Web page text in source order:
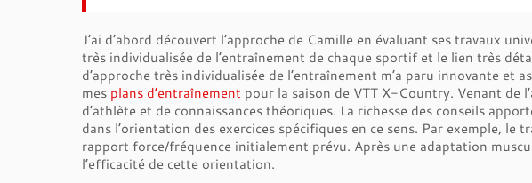
J’ai d’abord découvert l’approche de Camille en évaluant ses travaux
très individualisée de l’entraînement de chaque sportif et le lien très
d’approche très individualisée de l’entraînement m’a paru innovante et
mes plans d’entraînement pour la saison de VTT X-Country. Venant de
d’athlète et de connaissances théoriques. La richesse des conseils
dans l’orientation des exercices spécifiques en ce sens. Par exemple,
rapport force/fréquence initialement prévu. Après une adaptation
l’efficacité de cette orientation.